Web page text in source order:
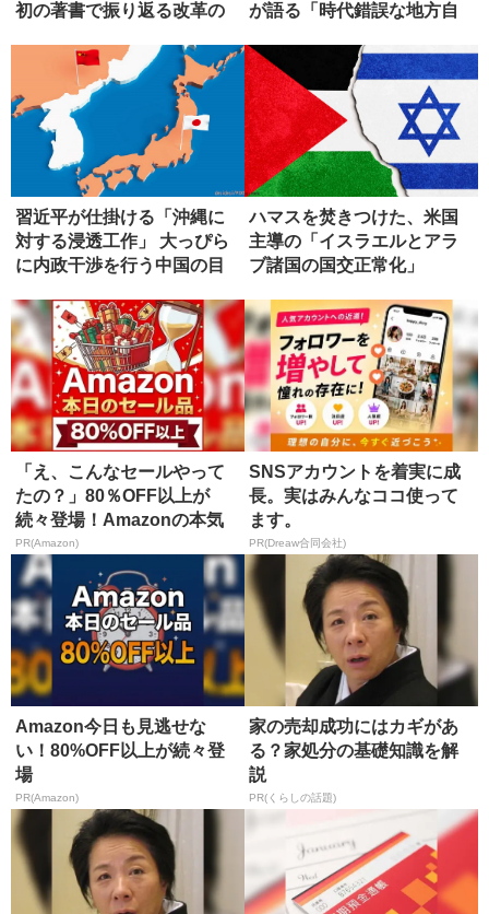
初の著書で振り返る改革の
が語る「時代錯誤な地方自
習近平が仕掛ける「沖縄に
対する浸透工作」 大っぴら
に内政干渉を行う中国の目
ハマスを焚きつけた、米国
主導の「イスラエルとアラ
ブ諸国の国交正常化」
「え、こんなセールやって
たの？」80％OFF以上が
続々登場！Amazonの本気
が...
PR(Amazon)
SNSアカウントを着実に成
長。実はみんなココ使って
ます。
PR(Dreaw合同会社)
Amazon今日も見逃せな
い！80%OFF以上が続々登
場
PR(Amazon)
家の売却成功にはカギがあ
る？家処分の基礎知識を解
説
PR(くらしの話題)